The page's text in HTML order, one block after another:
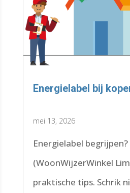
Energielabel bij
mei 13, 2026
Energielabel begrijpen?
(WoonWijzerWinkel
praktische tips. Schrik